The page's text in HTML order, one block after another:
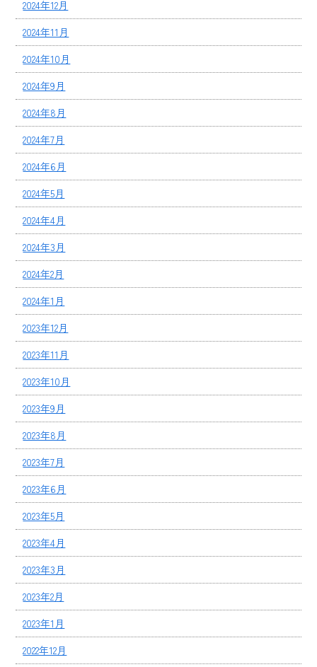
2024年12月
2024年11月
2024年10月
2024年9月
2024年8月
2024年7月
2024年6月
2024年5月
2024年4月
2024年3月
2024年2月
2024年1月
2023年12月
2023年11月
2023年10月
2023年9月
2023年8月
2023年7月
2023年6月
2023年5月
2023年4月
2023年3月
2023年2月
2023年1月
2022年12月